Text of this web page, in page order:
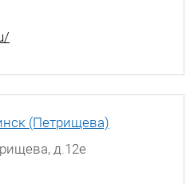
(Петрищева)
д.12е